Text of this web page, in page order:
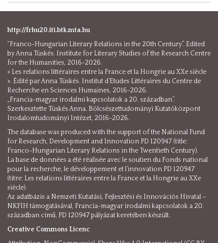
http://frhu20.iti.btk.mta.hu
“Franco-Hungarian Literary Relations in the 20th Century”. Edited
by Anna Tüskés. Institute for Literary Studies of the Research Centre
for the Humanities, 2016-2026.
« Les relations littéraires entre la France et la Hongrie au XXe siècle
». Édité par Anna Tüskés. Institut d’Etudes Littéraires du Centre de
Recherche en Sciences Humaines, 2016-2026.
„Francia-magyar irodalmi kapcsolatok a 20. században”.
Szerkesztette Tüskés Anna. Bölcsészettudományi Kutatóközpont
Irodalomtudományi Intézet, 2016-2026.
The database was produced with the support of the National Fund
for Research, Development and Innovation PD 120947 (title:
Franco-Hungarian Literary Relations in the Twentieth Century).
La base de données a été réalisée avec le soutien du Fonds national
pour la recherche, le développement et l’innovation PD 120947
(titre: Les relations littéraires entre la France et la Hongrie au XXe
siècle).
Az adatbázis a Nemzeti Kutatási, Fejlesztési és Innovációs Hivatal –
NKFIH támogatásával, Francia-magyar irodalmi kapcsolatok a 20.
században című, PD 120947 pályázat keretében készült.
Creative Commons Licenc